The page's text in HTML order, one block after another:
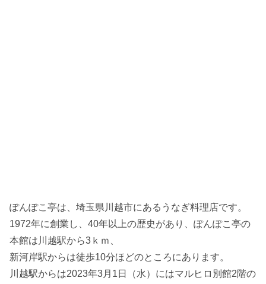
ぽんぽこ亭は、埼玉県川越市にあるうなぎ料理店です。
1972年に創業し、40年以上の歴史があり、ぽんぽこ亭の
本館は川越駅から3ｋｍ、
新河岸駅からは徒歩10分ほどのところにあります。
川越駅からは2023年3月1日（水）にはマルヒロ別館2階の